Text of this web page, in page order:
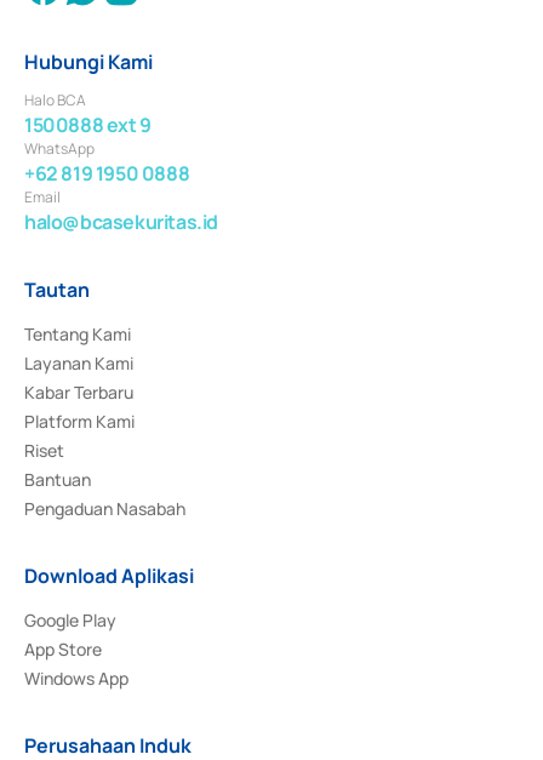
Hubungi Kami
Halo BCA
1500888 ext 9
WhatsApp
+62 819 1950 0888
Email
halo@bcasekuritas.id
Tautan
Tentang Kami
Layanan Kami
Kabar Terbaru
Platform Kami
Riset
Bantuan
Pengaduan Nasabah
Download Aplikasi
Google Play
App Store
Windows App
Perusahaan Induk